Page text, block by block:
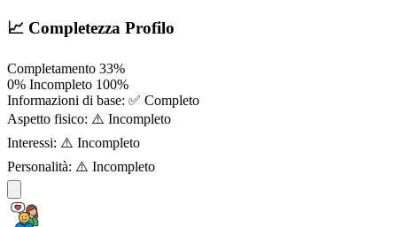
📈 Completezza Profilo
Completamento 33%
0% Incompleto 100%
Informazioni di base: ✅ Completo
Aspetto fisico: ⚠️ Incompleto
Interessi: ⚠️ Incompleto
Personalità: ⚠️ Incompleto